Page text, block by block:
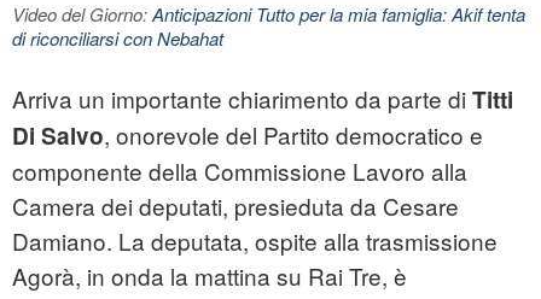
Video del Giorno:Anticipazioni Tutto per la mia famiglia: Akif tenta
di riconciliarsi con Nebahat
Arriva un importante chiarimento da parte di Titti
Di Salvo, onorevole del Partito democratico e
componente della Commissione Lavoro alla
Camera dei deputati, presieduta da Cesare
Damiano. La deputata, ospite alla trasmissione
Agorà, in onda la mattina su Rai Tre, è